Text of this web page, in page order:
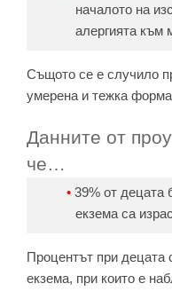
началото на
алергията към
Същото се е случило
умерена и тежка
Данните от
че…
39% от децата
екзема са
Процентът при
екзема, при които е